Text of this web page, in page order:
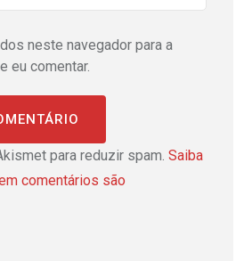
neste navegador para a
eu comentar.
para reduzir spam. Saiba
comentários são